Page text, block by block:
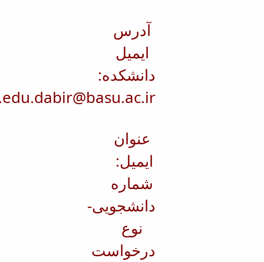
آدرس
ایمیل
دانشکده:
عنوان
ایمیل:
شماره
دانشجویی-
نوع
درخواست